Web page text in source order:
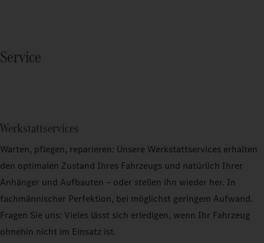
Service
Werkstattservices
Warten, pflegen, reparieren: Unsere Werkstattservices erhalten
den optimalen Zustand Ihres Fahrzeugs und natürlich Ihrer
Anhänger und Aufbauten – oder stellen ihn wieder her. In
fachmännischer Perfektion, bei möglichst geringem Aufwand.
Fragen Sie uns: Vieles lässt sich erledigen, wenn Ihr Fahrzeug
ohnehin nicht im Einsatz ist.